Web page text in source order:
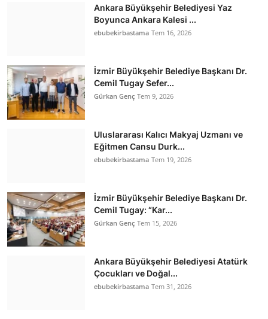
Ankara Büyükşehir Belediyesi Yaz
Boyunca Ankara Kalesi ...
ebubekirbastama Tem 16, 2026
İzmir Büyükşehir Belediye Başkanı Dr.
Cemil Tugay Sefer...
Gürkan Genç Tem 9, 2026
Uluslararası Kalıcı Makyaj Uzmanı ve
Eğitmen Cansu Durk...
ebubekirbastama Tem 19, 2026
İzmir Büyükşehir Belediye Başkanı Dr.
Cemil Tugay: “Kar...
Gürkan Genç Tem 15, 2026
Ankara Büyükşehir Belediyesi Atatürk
Çocukları ve Doğal...
ebubekirbastama Tem 31, 2026